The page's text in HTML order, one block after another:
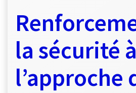
la sécurité à
l’approche